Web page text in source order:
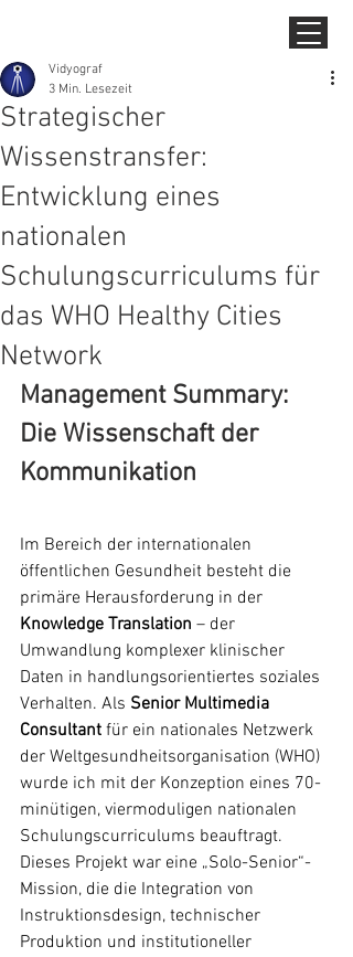
Strategischer
Wissenstransfer:
Entwicklung eines
nationalen
Schulungscurriculums für
das WHO Healthy Cities
Network
Vidyograf
3 Min. Lesezeit
Management Summary:
Die Wissenschaft der
Kommunikation
Im Bereich der internationalen
öffentlichen Gesundheit besteht die
primäre Herausforderung in der
Knowledge Translation – der
Umwandlung komplexer klinischer
Daten in handlungsorientiertes soziales
Verhalten. Als Senior Multimedia
Consultant für ein nationales Netzwerk
der Weltgesundheitsorganisation (WHO)
wurde ich mit der Konzeption eines 70-
minütigen, viermoduligen nationalen
Schulungscurriculums beauftragt.
Dieses Projekt war eine „Solo-Senior“-
Mission, die die Integration von
Instruktionsdesign, technischer
Produktion und institutioneller